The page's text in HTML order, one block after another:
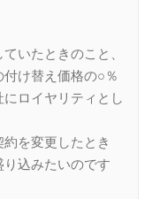
いたときのこと、
付け替え価格の○％
ロイヤリティとし
約を変更したとき
込みたいのです